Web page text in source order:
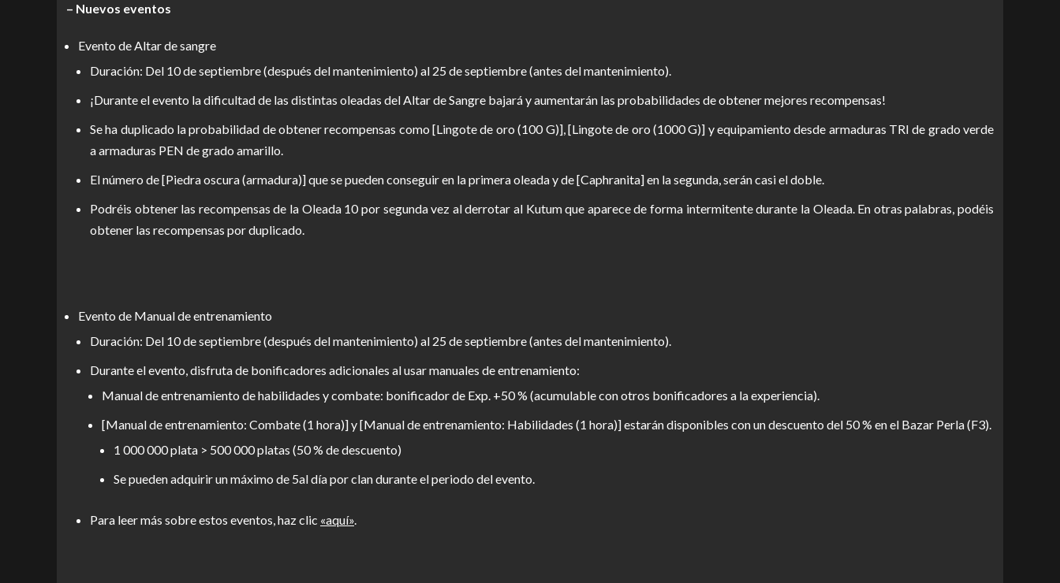
– Nuevos eventos
Evento de Altar de sangre
Duración: Del 10 de septiembre (después del mantenimiento) al 25 de septiembre (antes del mantenimiento).
¡Durante el evento la dificultad de las distintas oleadas del Altar de Sangre bajará y aumentarán las probabilidades de obtener mejores recompensas!
Se ha duplicado la probabilidad de obtener recompensas como [Lingote de oro (100 G)], [Lingote de oro (1000 G)] y equipamiento desde armaduras TRI de grado verde
a armaduras PEN de grado amarillo.
El número de [Piedra oscura (armadura)] que se pueden conseguir en la primera oleada y de [Caphranita] en la segunda, serán casi el doble.
Podréis obtener las recompensas de la Oleada 10 por segunda vez al derrotar al Kutum que aparece de forma intermitente durante la Oleada. En otras palabras, podéis
obtener las recompensas por duplicado.
Evento de Manual de entrenamiento
Duración: Del 10 de septiembre (después del mantenimiento) al 25 de septiembre (antes del mantenimiento).
Durante el evento, disfruta de bonificadores adicionales al usar manuales de entrenamiento:
Manual de entrenamiento de habilidades y combate: bonificador de Exp. +50 % (acumulable con otros bonificadores a la experiencia).
[Manual de entrenamiento: Combate (1 hora)] y [Manual de entrenamiento: Habilidades (1 hora)] estarán disponibles con un descuento del 50 % en el Bazar Perla (F3).
1 000 000 plata > 500 000 platas (50 % de descuento)
Se pueden adquirir un máximo de 5al día por clan durante el periodo del evento.
Para leer más sobre estos eventos, haz clic «aquí».